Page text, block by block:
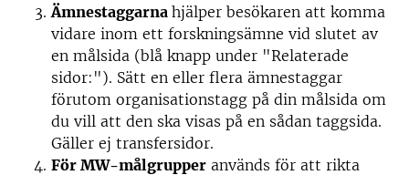
Ämnestaggarna hjälper besökaren att komma
vidare inom ett forskningsämne vid slutet av
en målsida (blå knapp under "Relaterade
sidor:"). Sätt en eller flera ämnestaggar
förutom organisationstagg på din målsida om
du vill att den ska visas på en sådan taggsida.
Gäller ej transfersidor.
För MW-målgrupper används för att rikta